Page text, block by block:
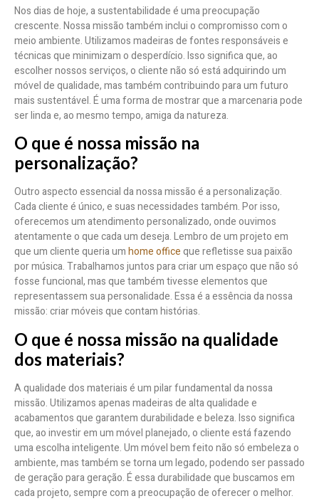
Nos dias de hoje, a sustentabilidade é uma preocupação
crescente. Nossa missão também inclui o compromisso com o
meio ambiente. Utilizamos madeiras de fontes responsáveis e
técnicas que minimizam o desperdício. Isso significa que, ao
escolher nossos serviços, o cliente não só está adquirindo um
móvel de qualidade, mas também contribuindo para um futuro
mais sustentável. É uma forma de mostrar que a marcenaria pode
ser linda e, ao mesmo tempo, amiga da natureza.
O que é nossa missão na
personalização?
Outro aspecto essencial da nossa missão é a personalização.
Cada cliente é único, e suas necessidades também. Por isso,
oferecemos um atendimento personalizado, onde ouvimos
atentamente o que cada um deseja. Lembro de um projeto em
que um cliente queria umhome officeque refletisse sua paixão
por música. Trabalhamos juntos para criar um espaço que não só
fosse funcional, mas que também tivesse elementos que
representassem sua personalidade. Essa é a essência da nossa
missão: criar móveis que contam histórias.
O que é nossa missão na qualidade
dos materiais?
A qualidade dos materiais é um pilar fundamental da nossa
missão. Utilizamos apenas madeiras de alta qualidade e
acabamentos que garantem durabilidade e beleza. Isso significa
que, ao investir em um móvel planejado, o cliente está fazendo
uma escolha inteligente. Um móvel bem feito não só embeleza o
ambiente, mas também se torna um legado, podendo ser passado
de geração para geração. É essa durabilidade que buscamos em
cada projeto, sempre com a preocupação de oferecer o melhor.